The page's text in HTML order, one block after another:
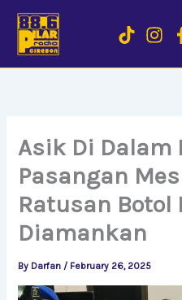
content
Asik Di Dalam
Pasangan
Ratusan Botol
Diamankan
By Darfan / February 26, 2025